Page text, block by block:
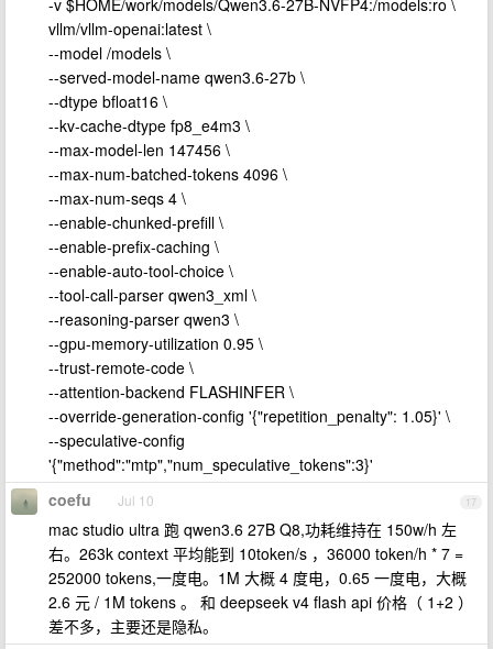
-v $HOME/work/models/Qwen3.6-27B-NVFP4:/models:ro \
vllm/vllm-openai:latest \
--model /models \
--served-model-name qwen3.6-27b \
--dtype bfloat16 \
--kv-cache-dtype fp8_e4m3 \
--max-model-len 147456 \
--max-num-batched-tokens 4096 \
--max-num-seqs 4 \
--enable-chunked-prefill \
--enable-prefix-caching \
--enable-auto-tool-choice \
--tool-call-parser qwen3_xml \
--reasoning-parser qwen3 \
--gpu-memory-utilization 0.95 \
--trust-remote-code \
--attention-backend FLASHINFER \
--override-generation-config '{"repetition_penalty": 1.05}' \
--speculative-config
'{"method":"mtp","num_speculative_tokens":3}'
17
coefu Jul 10
mac studio ultra 跑 qwen3.6 27B Q8,功耗维持在 150w/h 左
右。263k context 平均能到 10token/s ，36000 token/h * 7 =
252000 tokens,一度电。1M 大概 4 度电，0.65 一度电，大概
2.6 元 / 1M tokens 。 和 deepseek v4 flash api 价格（ 1+2 ）
差不多，主要还是隐私。